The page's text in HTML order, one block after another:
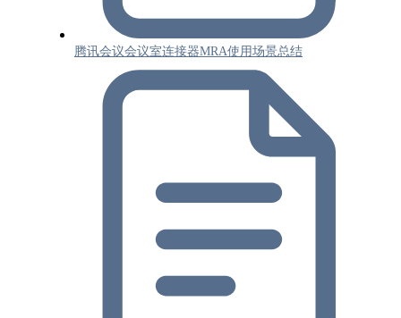
腾讯会议会议室连接器MRA使用场景总结